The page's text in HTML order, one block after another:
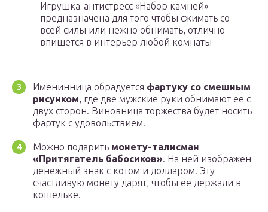
Игрушка-антистресс «Набор камней» –
предназначена для того чтобы сжимать со
всей силы или нежно обнимать, отлично
впишется в интерьер любой комнаты
Именинница обрадуется фартуку со смешным
рисунком, где две мужские руки обнимают ее с
двух сторон. Виновница торжества будет носить
фартук с удовольствием.
Можно подарить монету-талисман
«Притягатель бабосиков». На ней изображен
денежный знак с котом и долларом. Эту
счастливую монету дарят, чтобы ее держали в
кошельке.